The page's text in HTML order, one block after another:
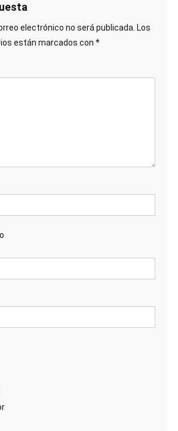
electrónico no será publicada. Los
están marcados con *